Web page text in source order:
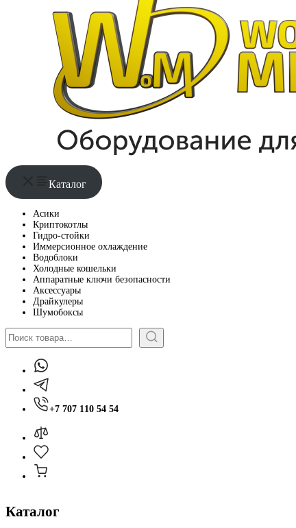
Каталог
Асики
Криптокотлы
Гидро-стойки
Иммерсионное охлаждение
Водоблоки
Холодные кошельки
Аппаратные ключи безопасности
Аксессуары
Драйкулеры
Шумобоксы
Поиск
+7 707 110 54 54
Каталог